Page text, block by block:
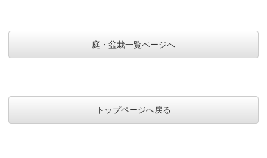
庭・盆栽一覧ページへ
トップページへ戻る